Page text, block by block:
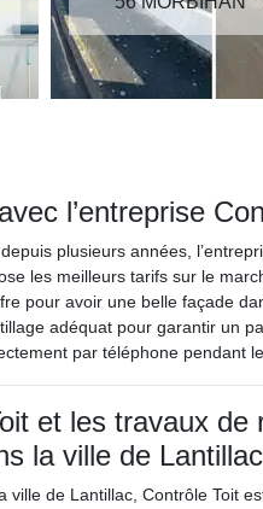
l’entreprise
plusieurs années,
les meilleurs tarifs sur le
pour avoir une belle façade
adéquat pour garantir un
par téléphone pendant
et les travaux de
la ville de Lantillac
ville de Lantillac, Contrôle Toit